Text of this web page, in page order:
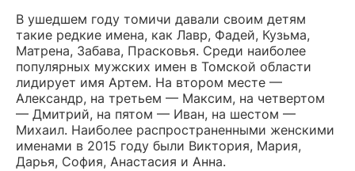
В ушедшем году томичи давали своим детям
такие редкие имена, как Лавр, Фадей, Кузьма,
Матрена, Забава, Прасковья. Среди наиболее
популярных мужских имен в Томской области
лидирует имя Артем. На втором месте —
Александр, на третьем — Максим, на четвертом
— Дмитрий, на пятом — Иван, на шестом —
Михаил. Наиболее распространенными женскими
именами в 2015 году были Виктория, Мария,
Дарья, София, Анастасия и Анна.